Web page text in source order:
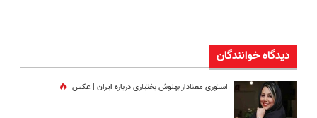
دیدگاه خوانندگان
استوری معنادار بهنوش بختیاری درباره ایران | عکس